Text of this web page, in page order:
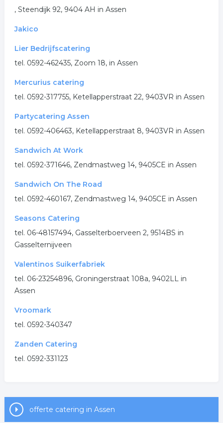
, Steendijk 92, 9404 AH in Assen
Jakico
Lier Bedrijfscatering
tel. 0592-462435, Zoom 18, in Assen
Mercurius catering
tel. 0592-317755, Ketellapperstraat 22, 9403VR in Assen
Partycatering Assen
tel. 0592-406463, Ketellapperstraat 8, 9403VR in Assen
Sandwich At Work
tel. 0592-371646, Zendmastweg 14, 9405CE in Assen
Sandwich On The Road
tel. 0592-460167, Zendmastweg 14, 9405CE in Assen
Seasons Catering
tel. 06-48157494, Gasselterboerveen 2, 9514BS in
Gasselternijveen
Valentinos Suikerfabriek
tel. 06-23254896, Groningerstraat 108a, 9402LL in
Assen
Vroomark
tel. 0592-340347
Zanden Catering
tel. 0592-331123
offerte catering in Assen